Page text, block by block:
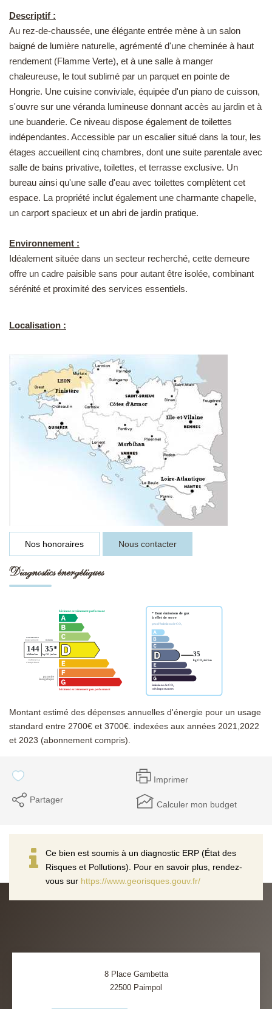
Descriptif :
Au rez-de-chaussée, une élégante entrée mène à un salon
baigné de lumière naturelle, agrémenté d'une cheminée à haut
rendement (Flamme Verte), et à une salle à manger
chaleureuse, le tout sublimé par un parquet en pointe de
Hongrie. Une cuisine conviviale, équipée d'un piano de cuisson,
s'ouvre sur une véranda lumineuse donnant accès au jardin et à
une buanderie. Ce niveau dispose également de toilettes
indépendantes. Accessible par un escalier situé dans la tour, les
étages accueillent cinq chambres, dont une suite parentale avec
salle de bains privative, toilettes, et terrasse exclusive. Un
bureau ainsi qu'une salle d'eau avec toilettes complètent cet
espace. La propriété inclut également une charmante chapelle,
un carport spacieux et un abri de jardin pratique.
Environnement :
Idéalement située dans un secteur recherché, cette demeure
offre un cadre paisible sans pour autant être isolée, combinant
sérénité et proximité des services essentiels.
Localisation :
Nos honoraires Nous contacter
Diagnostics énergétiques
Montant estimé des dépenses annuelles d'énergie pour un usage
standard entre 2700€ et 3700€. indexées aux années 2021,2022
et 2023 (abonnement compris).
Imprimer
Partager Calculer mon budget
Ce bien est soumis à un diagnostic ERP (État des
Risques et Pollutions). Pour en savoir plus, rendez-
vous sur https://www.georisques.gouv.fr/
8 Place Gambetta
22500 Paimpol